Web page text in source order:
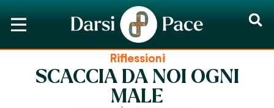
Riflessioni
SCACCIA DA NOI OGNI
MALE